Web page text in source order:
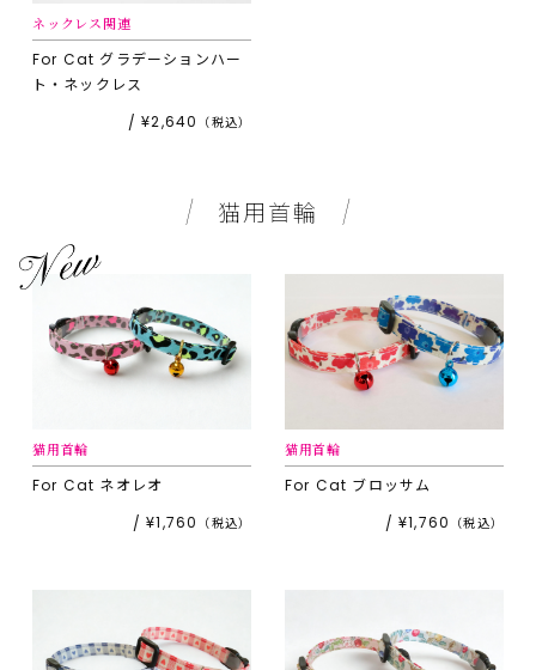
For Cat グラデーションハー
ト・ネックレス
¥2,640
ネックレス関連
猫用首輪
For Cat ネオレオ
¥1,760
猫用首輪
For Cat ブロッサム
¥1,760
猫用首輪